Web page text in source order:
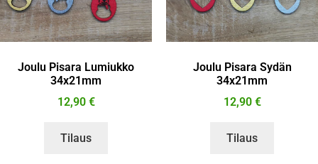
Joulu Pisara Lumiukko
34x21mm
12,90 €
Tilaus
Joulu Pisara Sydän
34x21mm
12,90 €
Tilaus